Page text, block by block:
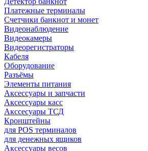
Платежные терминалы
Счетчики банкнот и монет
Видеонаблюдение
Видеокамеры
Видеорегистраторы
Кабеля
Оборудование
Разъёмы
Элементы питания
Аксессуары и запчасти
Аксессуары касс
Акссесуары ТСД
Кронштейны
для POS терминалов
для денежных ящиков
Аксессуары весов